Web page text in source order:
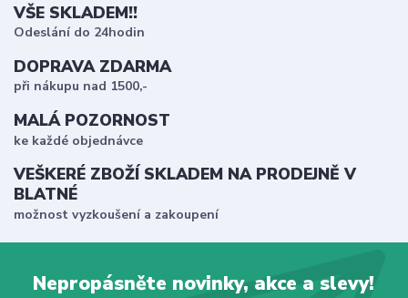
VŠE SKLADEM!!
Odeslání do 24hodin
DOPRAVA ZDARMA
při nákupu nad 1500,-
MALÁ POZORNOST
ke každé objednávce
VEŠKERÉ ZBOŽÍ SKLADEM NA PRODEJNĚ V
BLATNÉ
možnost vyzkoušení a zakoupení
Nepropásněte novinky, akce a slevy!